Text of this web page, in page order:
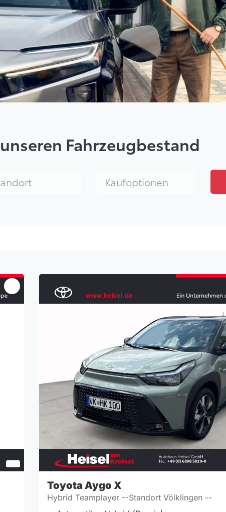
Fahrzeugbestand
Kaufoptionen
Toyota Aygo X
Hybrid Teamplayer --Standort Völklingen --